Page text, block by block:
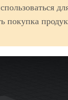
покупка